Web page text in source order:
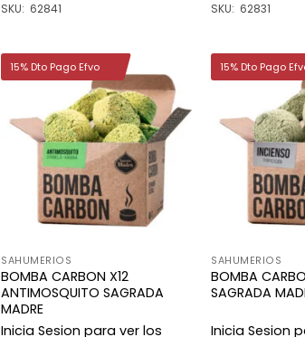
SKU: 62841 SKU: 62831
Añadir
a la
lista de
deseos
SAHUMERIOS
BOMBA CARBON X12
ANTIMOSQUITO SAGRADA
MADRE
Inicia Sesion para ver los
15% Dto Pago Efvo
SAHUMERIOS
BOMBA
SAGRADA
Inicia Sesion
15% Dto Pago